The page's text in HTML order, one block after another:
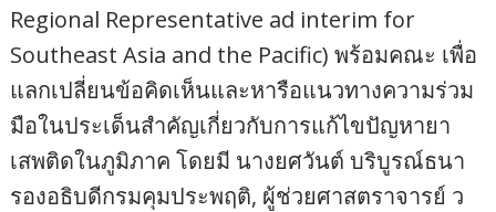
Regional Representative ad interim for
Southeast Asia and the Pacific) พร้อมคณะ เพื่อ
แลกเปลี่ยนข้อคิดเห็นและหารือแนวทางความร่วม
มือในประเด็นสำคัญเกี่ยวกับการแก้ไขปัญหายา
เสพติดในภูมิภาค โดยมี นางยศวันต์ บริบูรณ์ธนา
รองอธิบดีกรมคุมประพฤติ, ผู้ช่วยศาสตราจารย์ ว